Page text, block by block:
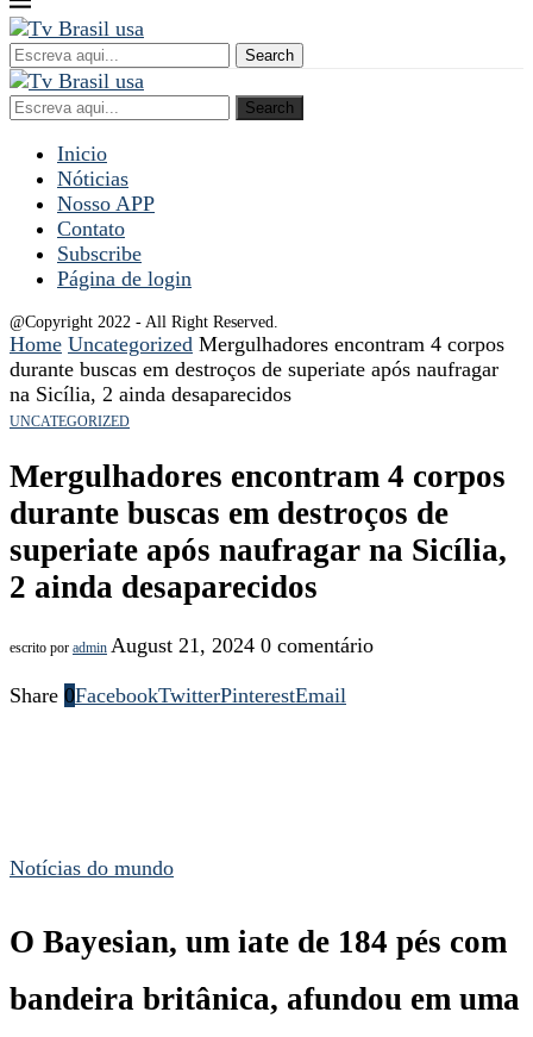
Search
Search
Inicio
Nóticias
Nosso APP
Contato
Subscribe
Página de login
@Copyright 2022 - All Right Reserved.
Home Uncategorized Mergulhadores encontram 4 corpos
durante buscas em destroços de superiate após naufragar
na Sicília, 2 ainda desaparecidos
UNCATEGORIZED
Mergulhadores encontram 4 corpos
durante buscas em destroços de
superiate após naufragar na Sicília,
2 ainda desaparecidos
escrito por admin August 21, 2024 0 comentário
Share 0FacebookTwitterPinterestEmail
Notícias do mundo
O Bayesian, um iate de 184 pés com
bandeira britânica, afundou em uma